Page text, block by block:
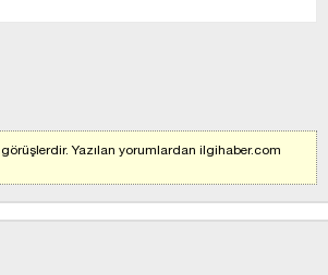
Yazılan yorumlardan ilgihaber.com